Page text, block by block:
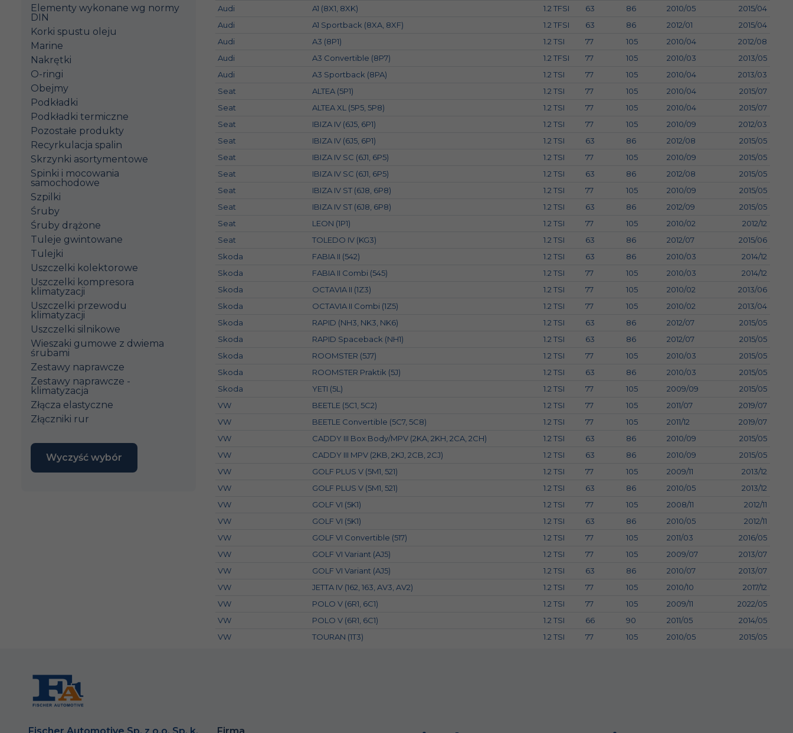
Elementy wykonane wg normy
DIN
Korki spustu oleju
Marine
Nakrętki
O-ringi
Obejmy
Podkładki
Podkładki termiczne
Pozostałe produkty
Recyrkulacja spalin
Skrzynki asortymentowe
Spinki i mocowania
samochodowe
Szpilki
Śruby
Śruby drążone
Tuleje gwintowane
Tulejki
Uszczelki kolektorowe
Uszczelki kompresora
klimatyzacji
Uszczelki przewodu
klimatyzacji
Uszczelki silnikowe
Wieszaki gumowe z dwiema
śrubami
Zestawy naprawcze
Zestawy naprawcze -
klimatyzacja
Złącza elastyczne
Złączniki rur
Wyczyść wybór
Audi A1 (8X1, 8XK) 1.2 TFSI 63 86 2010/05
2015/04
Audi
A1 Sportback (8XA, 8XF) 1.2 TFSI 63 86 2012/01
2015/04
Audi
A3 (8P1) 1.2 TSI 77 105 2010/04
2012/08
Audi
A3 Convertible (8P7) 1.2 TFSI 77 105 2010/03
2013/05
Audi
A3 Sportback (8PA) 1.2 TSI 77 105 2010/04
2013/03
Seat
ALTEA (5P1) 1.2 TSI 77 105 2010/04
2015/07
Seat
ALTEA XL (5P5, 5P8) 1.2 TSI 77 105 2010/04
2015/07
Seat
IBIZA IV (6J5, 6P1) 1.2 TSI 77 105 2010/09
2012/03
Seat
IBIZA IV (6J5, 6P1) 1.2 TSI 63 86 2012/08
2015/05
Seat
IBIZA IV SC (6J1, 6P5) 1.2 TSI 77 105 2010/09
2015/05
Seat
IBIZA IV SC (6J1, 6P5) 1.2 TSI 63 86 2012/08
2015/05
Seat
IBIZA IV ST (6J8, 6P8) 1.2 TSI 77 105 2010/09
2015/05
Seat
IBIZA IV ST (6J8, 6P8) 1.2 TSI 63 86 2012/09
2015/05
Seat
LEON (1P1) 1.2 TSI 77 105 2010/02
2012/12
Seat
TOLEDO IV (KG3) 1.2 TSI 63 86 2012/07
2015/06
Skoda
FABIA II (542) 1.2 TSI 63 86 2010/03
2014/12
Skoda
FABIA II Combi (545) 1.2 TSI 77 105 2010/03
2014/12
Skoda
OCTAVIA II (1Z3) 1.2 TSI 77 105 2010/02
2013/06
Skoda
OCTAVIA II Combi (1Z5) 1.2 TSI 77 105 2010/02
2013/04
Skoda
RAPID (NH3, NK3, NK6) 1.2 TSI 63 86 2012/07
2015/05
Skoda
RAPID Spaceback (NH1) 1.2 TSI 63 86 2012/07
2015/05
Skoda
ROOMSTER (5J7) 1.2 TSI 77 105 2010/03
2015/05
Skoda
ROOMSTER Praktik (5J) 1.2 TSI 63 86 2010/03
2015/05
Skoda
YETI (5L) 1.2 TSI 77 105 2009/09
2015/05
VW
BEETLE (5C1, 5C2) 1.2 TSI 77 105 2011/07
2019/07
VW
BEETLE Convertible (5C7, 5C8) 1.2 TSI 77 105 2011/12
2019/07
VW
CADDY III Box Body/MPV (2KA, 2KH, 2CA, 2CH) 1.2 TSI 63 86 2010/09
2015/05
VW
CADDY III MPV (2KB, 2KJ, 2CB, 2CJ) 1.2 TSI 63 86 2010/09
2015/05
VW
GOLF PLUS V (5M1, 521) 1.2 TSI 77 105 2009/11
2013/12
VW
GOLF PLUS V (5M1, 521) 1.2 TSI 63 86 2010/05
2013/12
VW
GOLF VI (5K1) 1.2 TSI 77 105 2008/11
2012/11
VW
GOLF VI (5K1) 1.2 TSI 63 86 2010/05
2012/11
VW
GOLF VI Convertible (517) 1.2 TSI 77 105 2011/03
2016/05
VW
GOLF VI Variant (AJ5) 1.2 TSI 77 105 2009/07
2013/07
VW
GOLF VI Variant (AJ5) 1.2 TSI 63 86 2010/07
2013/07
VW
JETTA IV (162, 163, AV3, AV2) 1.2 TSI 77 105 2010/10
2017/12
VW
POLO V (6R1, 6C1) 1.2 TSI 77 105 2009/11
2022/05
VW
POLO V (6R1, 6C1) 1.2 TSI 66 90 2011/05
2014/05
VW
TOURAN (1T3) 1.2 TSI 77 105 2010/05 2015/05